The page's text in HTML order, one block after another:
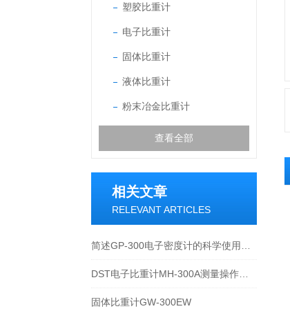
塑胶比重计
电子比重计
固体比重计
液体比重计
粉末冶金比重计
查看全部
相关文章
RELEVANT ARTICLES
固体比重计GW-300EW